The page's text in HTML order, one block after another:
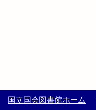
国立国会図書館ホーム